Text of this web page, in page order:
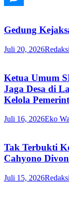
Gedung
Juli 20, 2026
Ketua Umum
Jaga Desa di
Kelola
Juli 16, 2026Eko
Tak Terbukti
Cahyono
Juli 15, 2026